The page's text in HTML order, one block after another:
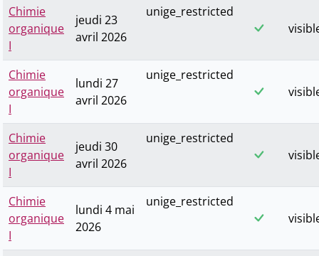
Chimie
organique
I
jeudi 23
avril 2026
unige_restricted
Chimie
organique
I
lundi 27
avril 2026
unige_restricted
Chimie
organique
I
jeudi 30
avril 2026
unige_restricted
Chimie
organique
I
lundi 4 mai
2026
unige_restricted